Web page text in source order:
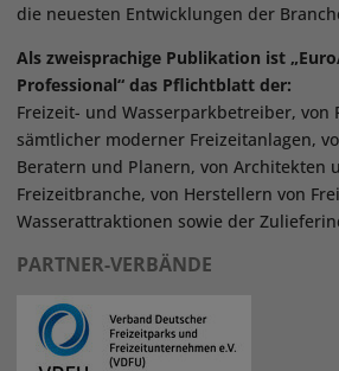
die neuesten Entwicklungen der
Als zweisprachige Publikation ist
Professional“ das Pflichtblatt der:
Freizeit- und Wasserparkbetreiber, von
sämtlicher moderner Freizeitanlagen,
Beratern und Planern, von Architekten
Freizeitbranche, von Herstellern von
Wasserattraktionen sowie der
PARTNER-VERBÄNDE